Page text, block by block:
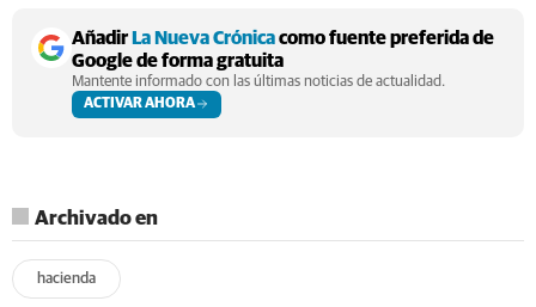
AñadirLa Nueva Crónicacomo fuente preferida de
Google de forma gratuita
Mantente informado con las últimas noticias de actualidad.
ACTIVAR AHORA
Archivado en
hacienda